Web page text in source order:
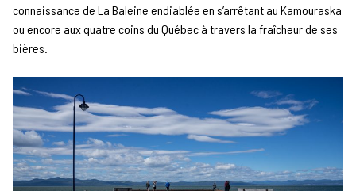
connaissance de La Baleine endiablée en s’arrêtant au Kamouraska
ou encore aux quatre coins du Québec à travers la fraîcheur de ses
bières.